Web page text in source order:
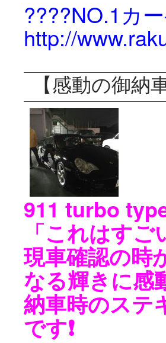
????NO.1カ
http://
【感動の御納車
911 turbo
「これはすご
現車確認の時
なる輝きに感
納車時のステ
です❗️